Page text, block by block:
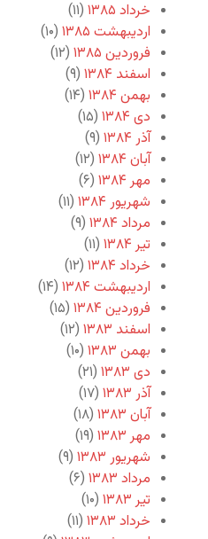
خرداد ۱۳۸۵
(۱۱)
اردیبهشت ۱۳۸۵
(۱۰)
فروردین ۱۳۸۵
(۱۲)
اسفند ۱۳۸۴
(۹)
بهمن ۱۳۸۴
(۱۴)
دی ۱۳۸۴
(۱۵)
آذر ۱۳۸۴
(۹)
آبان ۱۳۸۴
(۱۲)
مهر ۱۳۸۴
(۶)
شهریور ۱۳۸۴
(۱۱)
مرداد ۱۳۸۴
(۹)
تیر ۱۳۸۴
(۱۱)
خرداد ۱۳۸۴
(۱۲)
اردیبهشت ۱۳۸۴
(۱۴)
فروردین ۱۳۸۴
(۱۵)
اسفند ۱۳۸۳
(۱۲)
بهمن ۱۳۸۳
(۱۰)
دی ۱۳۸۳
(۲۱)
آذر ۱۳۸۳
(۱۷)
آبان ۱۳۸۳
(۱۸)
مهر ۱۳۸۳
(۱۹)
شهریور ۱۳۸۳
(۹)
مرداد ۱۳۸۳
(۶)
تیر ۱۳۸۳
(۱۰)
خرداد ۱۳۸۳
(۱۱)